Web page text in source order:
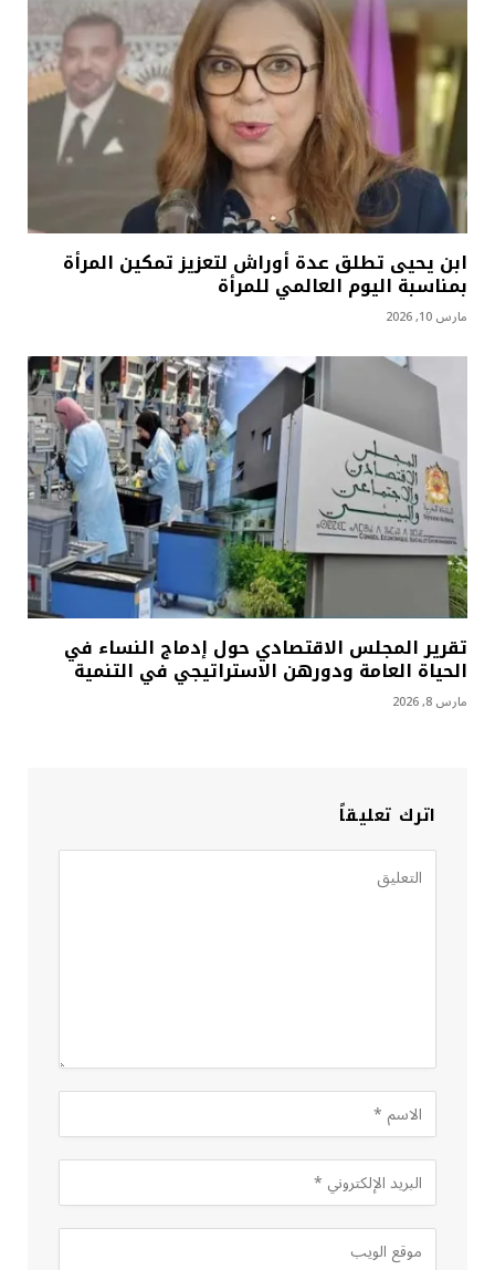
ابن يحيى تطلق عدة أوراش لتعزيز تمكين المرأة
بمناسبة اليوم العالمي للمرأة
مارس 10, 2026
تقرير المجلس الاقتصادي حول إدماج النساء في
الحياة العامة ودورهن الاستراتيجي في التنمية
مارس 8, 2026
اترك تعليقاً